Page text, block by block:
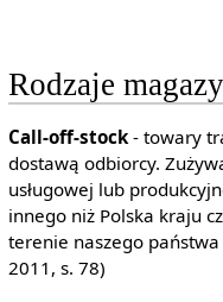
Rodzaje
Call-off-stock- towary
dostawą odbiorcy.
usługowej lub
innego niż Polska kraju
terenie naszego państwa
2011, s. 78)